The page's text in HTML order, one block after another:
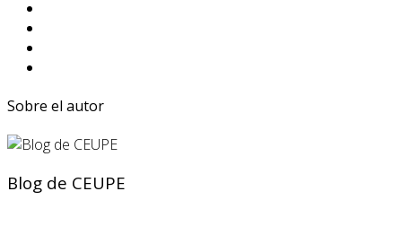
Sobre el autor
Blog de CEUPE